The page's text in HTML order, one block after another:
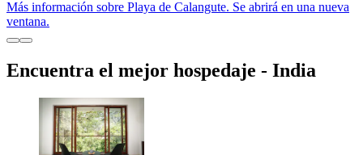
Más información sobre Playa de Calangute. Se abrirá en una nueva
ventana.
Encuentra el mejor hospedaje - India